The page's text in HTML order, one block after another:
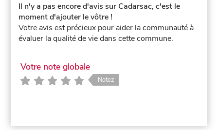
Il n'y a pas encore d'avis sur Cadarsac, c'est le
moment d'ajouter le vôtre !
Votre avis est précieux pour aider la communauté à
évaluer la qualité de vie dans cette commune.
Votre note globale
Notez